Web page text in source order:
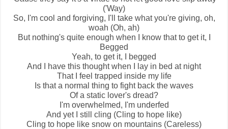
('Way)
So, I'm cool and forgiving, I'll take what you're giving, oh,
woah (Oh, ah)
But nothing's quite enough when I know that to get it, I
Begged
Yeah, to get it, I begged
And I have this thought when I lay in bed at night
That I feel trapped inside my life
Is that a normal thing to fight back the waves
Of a static lover's dread?
I'm overwhelmed, I'm underfed
And yet I still cling (Cling to hope like)
Cling to hope like snow on mountains (Careless)